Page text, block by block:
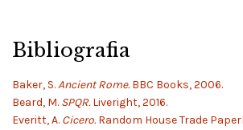
Bibliografia
Baker, S.Ancient Rome.BBC Books, 2006.
Beard, M. SPQR.Liveright, 2016.
Everitt, A. Cicero.Random House Trade